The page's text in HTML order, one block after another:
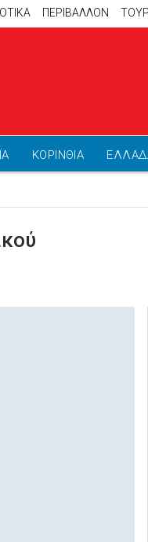
ΠΕΡΙΒΑΛΛΟΝ
ΚΟΡΙΝΘΙΑ